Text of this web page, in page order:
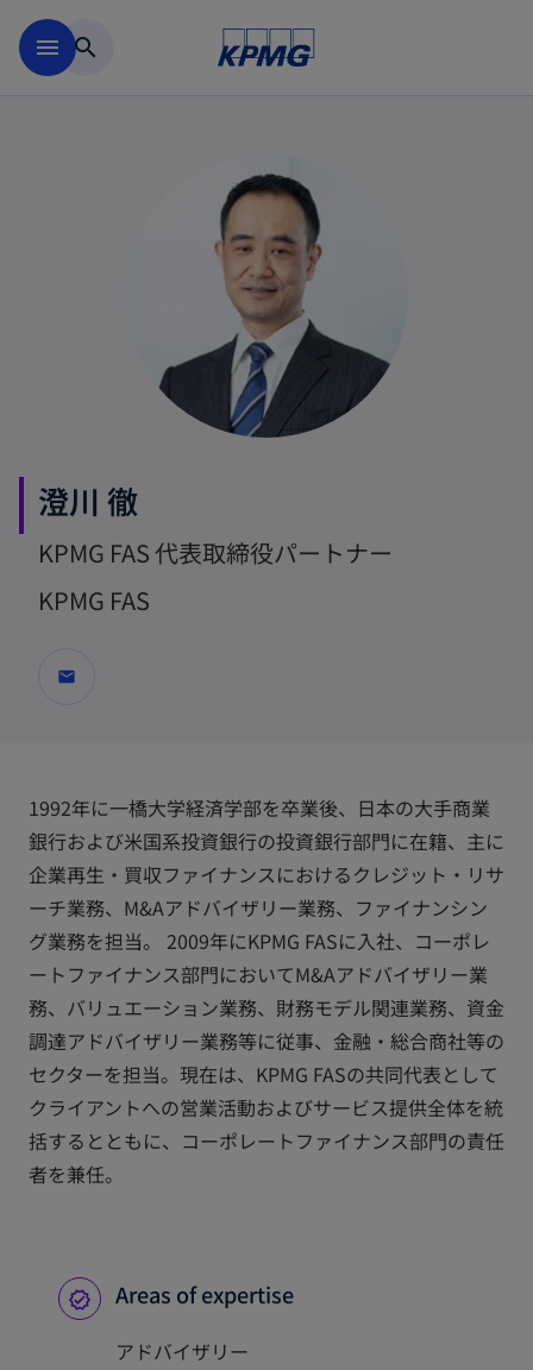
menu search
澄川 徹
KPMG FAS 代表取締役パートナー
KPMG FAS
mail
1992年に一橋大学経済学部を卒業後、日本の大手商業
銀行および米国系投資銀行の投資銀行部門に在籍、主に
企業再生・買収ファイナンスにおけるクレジット・リサ
ーチ業務、M&Aアドバイザリー業務、ファイナンシン
グ業務を担当。 2009年にKPMG FASに入社、コーポレ
ートファイナンス部門においてM&Aアドバイザリー業
務、バリュエーション業務、財務モデル関連業務、資金
調達アドバイザリー業務等に従事、金融・総合商社等の
セクターを担当。現在は、KPMG FASの共同代表として
クライアントへの営業活動およびサービス提供全体を統
括するとともに、コーポレートファイナンス部門の責任
者を兼任。
Areas of expertise
アドバイザリー